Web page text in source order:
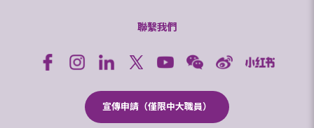
聯繫我們
宣傳申請（僅限中大職員）